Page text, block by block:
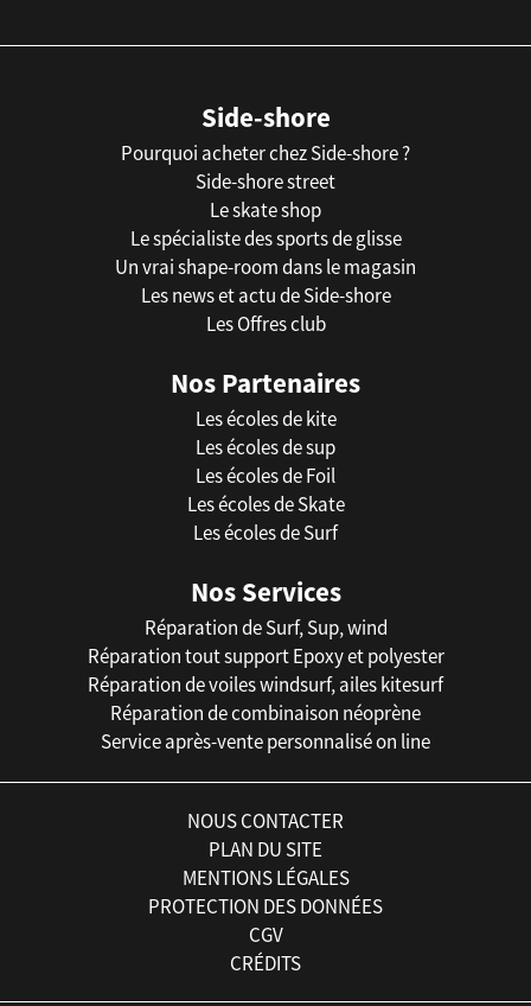
Side-shore
Pourquoi acheter chez Side-shore ?
Side-shore street
Le skate shop
Le spécialiste des sports de glisse
Un vrai shape-room dans le magasin
Les news et actu de Side-shore
Les Offres club
Nos Partenaires
Les écoles de kite
Les écoles de sup
Les écoles de Foil
Les écoles de Skate
Les écoles de Surf
Nos Services
Réparation de Surf, Sup, wind
Réparation tout support Epoxy et polyester
Réparation de voiles windsurf, ailes kitesurf
Réparation de combinaison néoprène
Service après-vente personnalisé on line
NOUS CONTACTER
PLAN DU SITE
MENTIONS LÉGALES
PROTECTION DES DONNÉES
CGV
CRÉDITS